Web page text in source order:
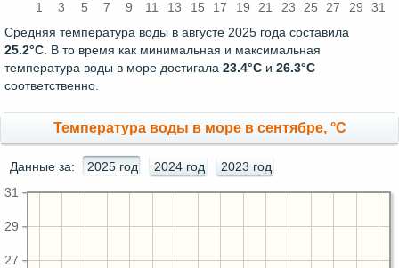
1 3 5 7 9 11 13 15 17 19 21 23 25 27 29 31
Средняя температура воды в августе 2025 года составила
25.2°C. В то время как минимальная и максимальная
температура воды в море достигала 23.4°C и 26.3°C
соответственно.
Температура воды в море в сентябре, °C
Данные за: 2025 год 2024 год 2023 год
27
29
31